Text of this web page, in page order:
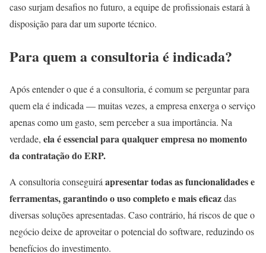
caso surjam desafios no futuro, a equipe de profissionais estará à
disposição para dar um suporte técnico.
Para quem a consultoria é indicada?
Após entender o que é a consultoria, é comum se perguntar para
quem ela é indicada — muitas vezes, a empresa enxerga o serviço
apenas como um gasto, sem perceber a sua importância. Na
verdade, ela é essencial para qualquer empresa no momento
da contratação do ERP.
A consultoria conseguirá apresentar todas as funcionalidades e
ferramentas, garantindo o uso completo e mais eficazdas
diversas soluções apresentadas. Caso contrário, há riscos de que o
negócio deixe de aproveitar o potencial do software, reduzindo os
benefícios do investimento.